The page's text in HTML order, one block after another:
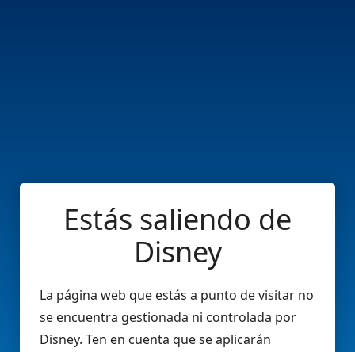
Estás saliendo de
Disney
La página web que estás a punto de visitar no
se encuentra gestionada ni controlada por
Disney. Ten en cuenta que se aplicarán